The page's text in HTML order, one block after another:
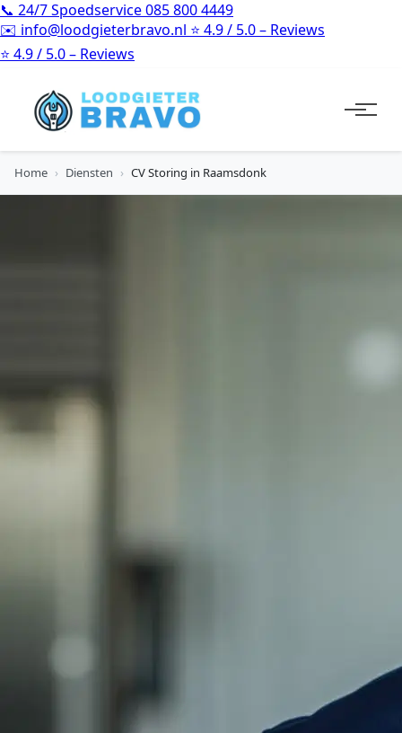
📞 24/7 Spoedservice085 800 4449
✉️ info@loodgieterbravo.nl ⭐ 4.9 / 5.0 – Reviews
⭐ 4.9 / 5.0 – Reviews
Home › Diensten › CV Storing in Raamsdonk